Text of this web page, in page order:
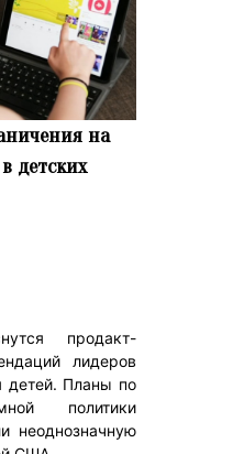
на
детских
продакт-
лидеров
детей. Планы по
политики
неоднозначную